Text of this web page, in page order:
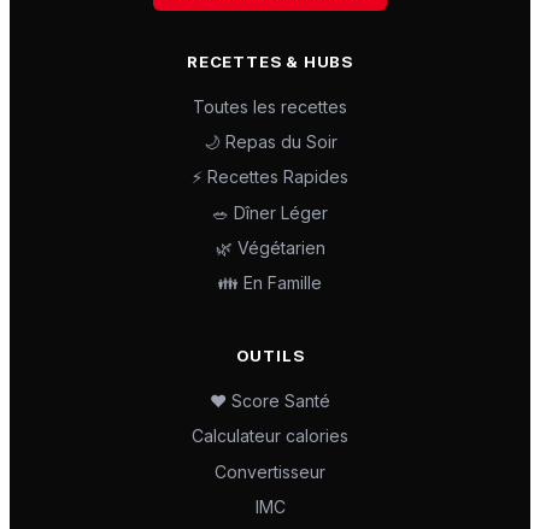
RECETTES & HUBS
Toutes les recettes
🌙 Repas du Soir
⚡ Recettes Rapides
🥗 Dîner Léger
🌿 Végétarien
👪 En Famille
OUTILS
❤️ Score Santé
Calculateur calories
Convertisseur
IMC